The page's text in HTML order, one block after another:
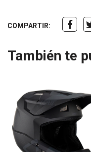
COMPARTIR:
También te